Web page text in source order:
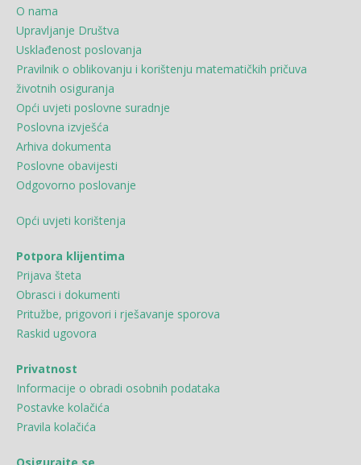
O nama
Upravljanje Društva
Usklađenost poslovanja
Pravilnik o oblikovanju i korištenju matematičkih pričuva
životnih osiguranja
Opći uvjeti poslovne suradnje
Poslovna izvješća
Arhiva dokumenta
Poslovne obavijesti
Odgovorno poslovanje
Opći uvjeti korištenja
Potpora klijentima
Prijava šteta
Obrasci i dokumenti
Pritužbe, prigovori i rješavanje sporova
Raskid ugovora
Privatnost
Informacije o obradi osobnih podataka
Postavke kolačića
Pravila kolačića
Osigurajte se